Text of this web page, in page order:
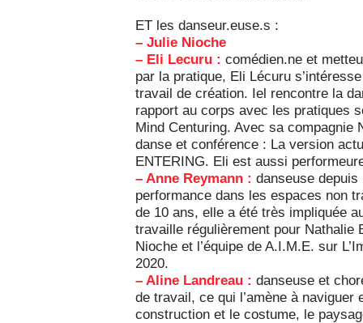
ET les danseur.euse.s :
– Julie Nioche
– Eli Lecuru : comédien.ne et
par la pratique, Eli Lécuru
travail de création. Iel rencontre la
rapport au corps avec les pratiques
Mind Centuring. Avec sa compagnie
danse et conférence : La version
ENTERING. Eli est aussi
– Anne Reymann : danseuse
performance dans les espaces non
de 10 ans, elle a été très impliquée
travaille régulièrement pour Nathalie
Nioche et l’équipe de A.I.M.E. sur
2020.
– Aline Landreau : danseuse et
de travail, ce qui l’amène à naviguer
construction et le costume, le